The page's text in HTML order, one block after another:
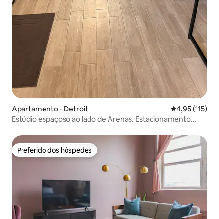
Apartamento ⋅ Detroit 4,95 de uma
4,95 (115)
Estúdio espaçoso ao lado de Arenas. Estacionamento
Preferido dos hóspedes
Preferido dos hóspedes